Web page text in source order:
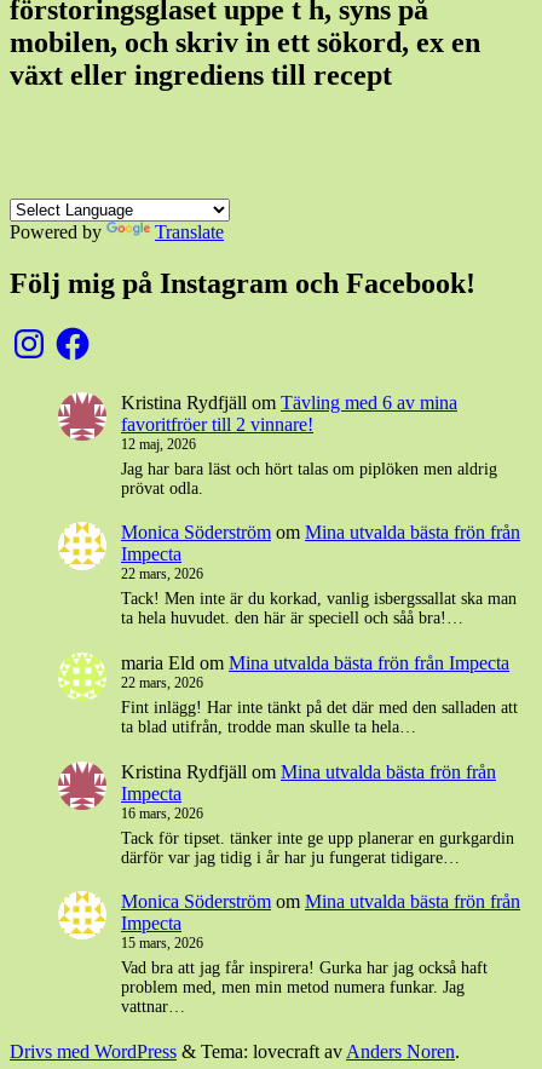
förstoringsglaset uppe t h, syns på
mobilen, och skriv in ett sökord, ex en
växt eller ingrediens till recept
Powered by Translate
Följ mig på Instagram och Facebook!
InstagramFacebook
Kristina Rydfjäll om Tävling med 6 av mina
favoritfröer till 2 vinnare!
12 maj, 2026
Jag har bara läst och hört talas om piplöken men aldrig
prövat odla.
Monica Söderström om Mina utvalda bästa frön från
Impecta
22 mars, 2026
Tack! Men inte är du korkad, vanlig isbergssallat ska man
ta hela huvudet. den här är speciell och såå bra!…
maria Eld om Mina utvalda bästa frön från Impecta
22 mars, 2026
Fint inlägg! Har inte tänkt på det där med den salladen att
ta blad utifrån, trodde man skulle ta hela…
Kristina Rydfjäll om Mina utvalda bästa frön från
Impecta
16 mars, 2026
Tack för tipset. tänker inte ge upp planerar en gurkgardin
därför var jag tidig i år har ju fungerat tidigare…
Monica Söderström om Mina utvalda bästa frön från
Impecta
15 mars, 2026
Vad bra att jag får inspirera! Gurka har jag också haft
problem med, men min metod numera funkar. Jag
vattnar…
Drivs med WordPress & Tema: lovecraft av Anders Noren.